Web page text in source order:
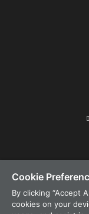
Cookie
By clicking “Accept
cookies on your